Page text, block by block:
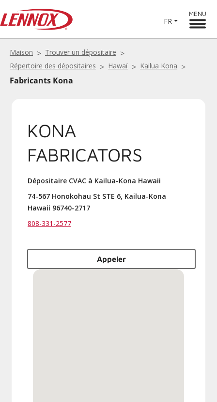
FR
MENU
Maison
Trouver un dépositaire
Répertoire des dépositaires
Hawaï Kailua Kona
Fabricants Kona
KONA
FABRICATORS
Dépositaire CVAC à Kailua-Kona Hawaii
74-567 Honokohau St STE 6, Kailua-Kona
Hawaii 96740-2717
808-331-2577
Appeler